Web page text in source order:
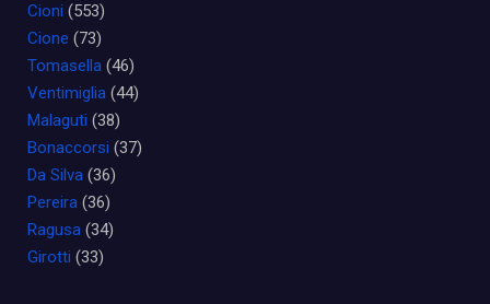
Cioni (553)
Cione (73)
Tomasella (46)
Ventimiglia (44)
Malaguti (38)
Bonaccorsi (37)
Da Silva (36)
Pereira (36)
Ragusa (34)
Girotti (33)